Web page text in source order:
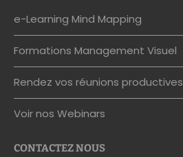
e-Learning Mind Mapping
Formations Management Visuel
Rendez vos réunions productives
Voir nos Webinars
CONTACTEZ NOUS